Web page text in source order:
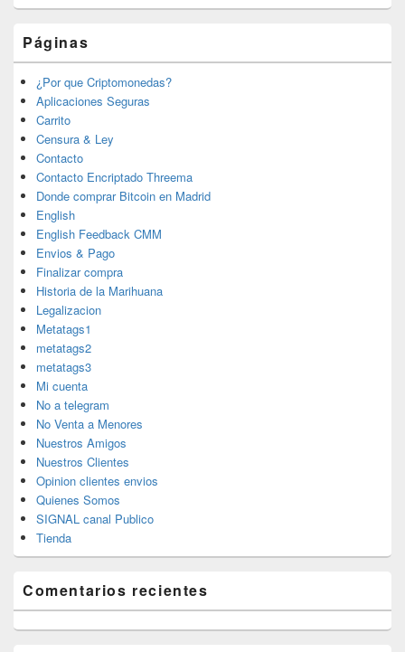
Páginas
¿Por que Criptomonedas?
Aplicaciones Seguras
Carrito
Censura & Ley
Contacto
Contacto Encriptado Threema
Donde comprar Bitcoin en Madrid
English
English Feedback CMM
Envios & Pago
Finalizar compra
Historia de la Marihuana
Legalizacion
Metatags1
metatags2
metatags3
Mi cuenta
No a telegram
No Venta a Menores
Nuestros Amigos
Nuestros Clientes
Opinion clientes envios
Quienes Somos
SIGNAL canal Publico
Tienda
Comentarios recientes